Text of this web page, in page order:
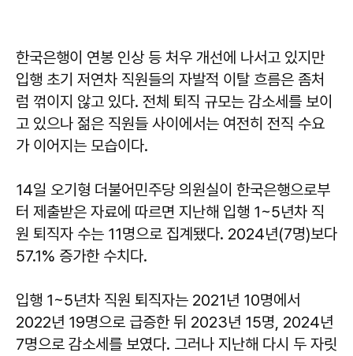
한국은행이 연봉 인상 등 처우 개선에 나서고 있지만
입행 초기 저연차 직원들의 자발적 이탈 흐름은 좀처
럼 꺾이지 않고 있다. 전체 퇴직 규모는 감소세를 보이
고 있으나 젊은 직원들 사이에서는 여전히 전직 수요
가 이어지는 모습이다.
14일 오기형 더불어민주당 의원실이 한국은행으로부
터 제출받은 자료에 따르면 지난해 입행 1~5년차 직
원 퇴직자 수는 11명으로 집계됐다. 2024년(7명)보다
57.1% 증가한 수치다.
입행 1~5년차 직원 퇴직자는 2021년 10명에서
2022년 19명으로 급증한 뒤 2023년 15명, 2024년
7명으로 감소세를 보였다. 그러나 지난해 다시 두 자릿